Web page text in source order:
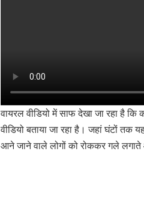
वायरल वीडियो में साफ देखा जा रहा है कि
वीडियो बताया जा रहा है। जहां घंटों तक
आने जाने वाले लोगों को रोककर गले लगाते